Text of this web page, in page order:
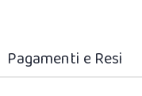
Pagamenti e Resi